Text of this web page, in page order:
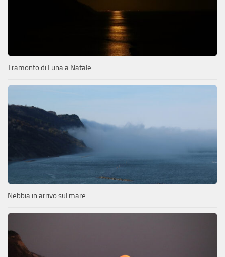
Tramonto di Luna a Natale
Nebbia in arrivo sul mare